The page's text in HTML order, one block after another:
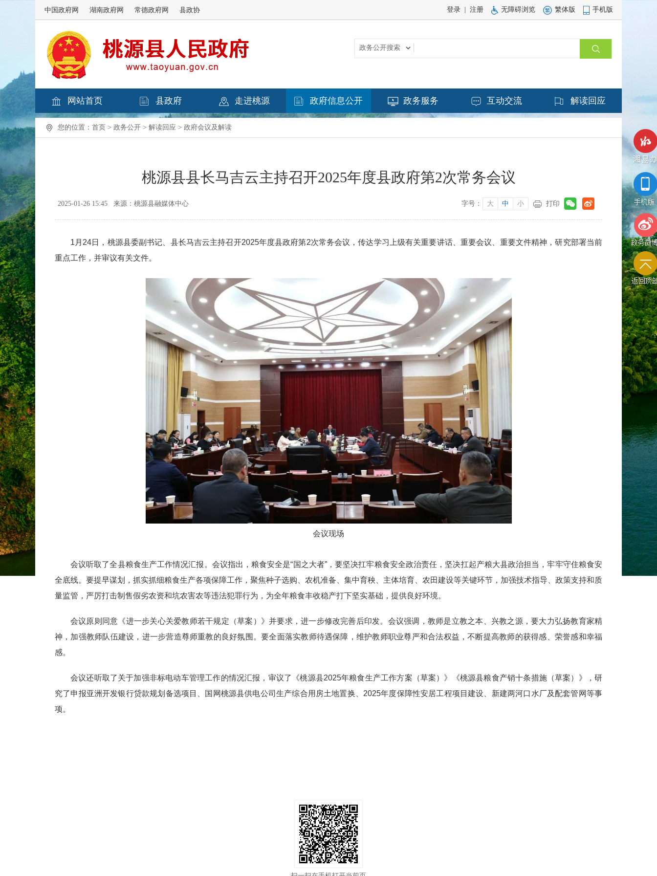
中国政府网 湖南政府网 常德政府网 县政协 登录 注册 无障碍浏览 繁体版 手机版
网站首页 县政府 走进桃源 政府信息公开 政务服务 互动交流 解读回应
您的位置： 首页 > 政务公开 > 解读回应 > 政府会议及解读
桃源县县长马吉云主持召开2025年度县政府第2次常务会议
2025-01-26 15:45 来源：桃源县融媒体中心 字号： 大 中 小 打印
1月24日，桃源县委副书记、县长马吉云主持召开2025年度县政府第2次常务会议，传达学习上级有关重要讲话、重要会议、重要文件精神，研究部署当前
重点工作，并审议有关文件。
会议现场
会议听取了全县粮食生产工作情况汇报。 会议指出，粮食安全是“国之大者”，要坚决扛牢粮食安全政治责任，坚决扛起产粮大县政治担当，牢牢守住粮食安
全底线。 要提早谋划，抓实抓细粮食生产各项保障工作，聚焦种子选购、农机准备、集中育秧、主体培育、农田建设等关键环节，加强技术指导、政策支持和质
量监管，严厉打击制售假劣农资和坑农害农等违法犯罪行为，为全年粮食丰收稳产打下坚实基础，提供良好环境。
会议原则同意《进一步关心关爱教师若干规定（草案）》并要求，进一步修改完善后印发。会议强调，教师是立教之本、兴教之源，要大力弘扬教育家精
神，加强教师队伍建设，进一步营造尊师重教的良好氛围。要全面落实教师待遇保障，维护教师职业尊严和合法权益，不断提高教师的获得感、荣誉感和幸福
感。
会议还听取了关于加强非标电动车管理工作的情况汇报，审议了《桃源县2025年粮食生产工作方案（草案）》《桃源县粮食产销十条措施（草案）》，研
究了申报亚洲开发银行贷款规划备选项目、国网桃源县供电公司生产综合用房土地置换、2025年度保障性安居工程项目建设、新建两河口水厂及配套管网等事
项。
湘易办
手机版
政务微
返回顶